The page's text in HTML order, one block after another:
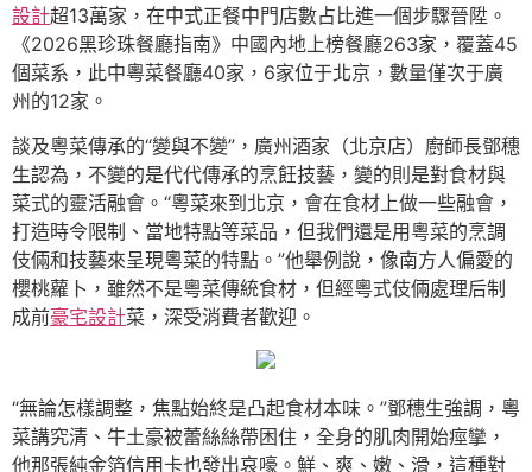
設計超13萬家，在中式正餐中門店數占比進一個步驟晉陞。
《2026黑珍珠餐廳指南》中國內地上榜餐廳263家，覆蓋45
個菜系，此中粵菜餐廳40家，6家位于北京，數量僅次于廣
州的12家。
談及粵菜傳承的“變與不變”，廣州酒家（北京店）廚師長鄧穗
生認為，不變的是代代傳承的烹飪技藝，變的則是對食材與
菜式的靈活融會。“粵菜來到北京，會在食材上做一些融會，
打造時令限制、當地特點等菜品，但我們還是用粵菜的烹調
伎倆和技藝來呈現粵菜的特點。”他舉例說，像南方人偏愛的
櫻桃蘿卜，雖然不是粵菜傳統食材，但經粵式伎倆處理后制
成前豪宅設計菜，深受消費者歡迎。
“無論怎樣調整，焦點始終是凸起食材本味。”鄧穗生強調，粵
菜講究清、牛土豪被蕾絲絲帶困住，全身的肌肉開始痙攣，
他那張純金箔信用卡也發出哀嚎。鮮、爽、嫩、滑，這種對